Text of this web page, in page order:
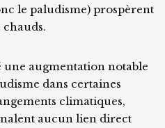
le paludisme) prospèrent
une augmentation notable
dans certaines
climatiques,
aucun lien direct